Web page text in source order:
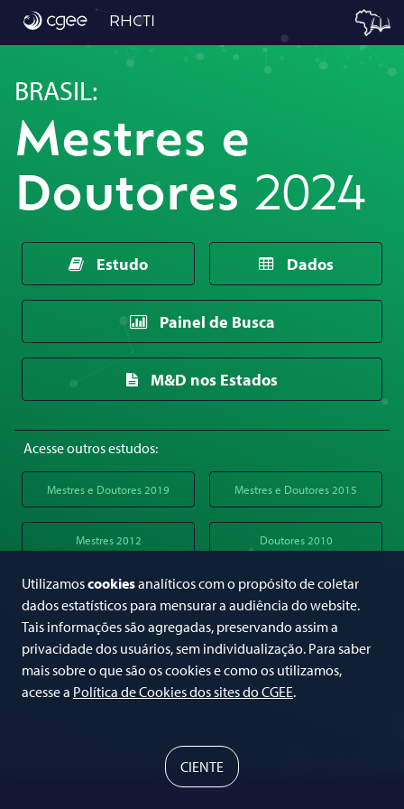
Início
RHCTI
BRASIL:
Mestres e
Doutores 2024
Estudo Dados
Painel de Busca
M&D nos Estados
Acesse outros estudos:
Mestres e Doutores 2019 Mestres e Doutores 2015
Mestres 2012 Doutores 2010
© 2024 CGEE
Utilizamoscookiesanalíticos com o propósito de coletar
dados estatísticos para mensurar a audiência do website.
Tais informações são agregadas, preservando assim a
privacidade dos usuários, sem individualização. Para saber
mais sobre o que são os cookies e como os utilizamos,
acesse a Política de Cookies dos sites do CGEE.
CIENTE